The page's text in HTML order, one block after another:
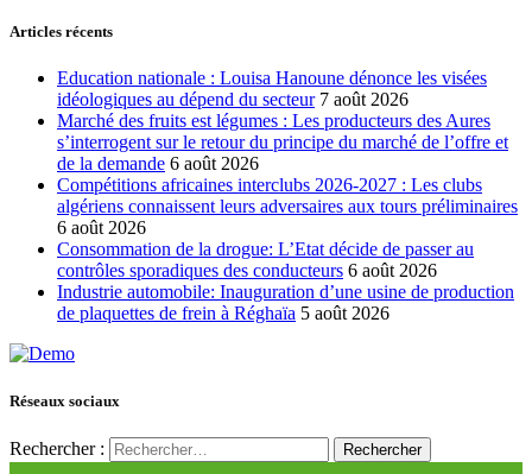
Articles récents
Education nationale : Louisa Hanoune dénonce les visées
idéologiques au dépend du secteur 7 août 2026
Marché des fruits est légumes : Les producteurs des Aures
s’interrogent sur le retour du principe du marché de l’offre et
de la demande 6 août 2026
Compétitions africaines interclubs 2026-2027 : Les clubs
algériens connaissent leurs adversaires aux tours préliminaires
6 août 2026
Consommation de la drogue: L’Etat décide de passer au
contrôles sporadiques des conducteurs 6 août 2026
Industrie automobile: Inauguration d’une usine de production
de plaquettes de frein à Réghaïa 5 août 2026
Réseaux sociaux
Rechercher :